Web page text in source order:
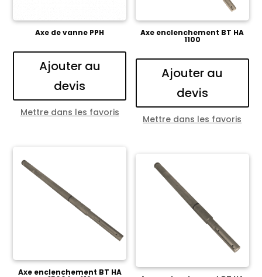
Axe de vanne PPH
Ajouter au
devis
Mettre dans les favoris
Axe enclenchement BT HA
1100
Ajouter au
devis
Mettre dans les favoris
Axe enclenchement BT HA